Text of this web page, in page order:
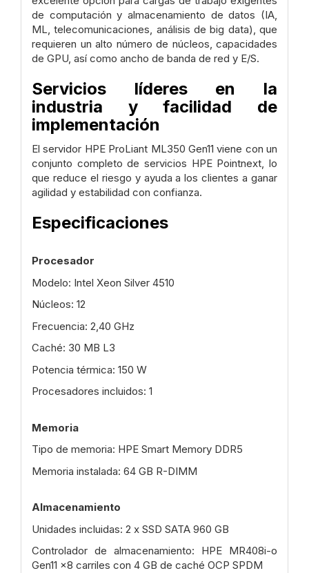
de computación y almacenamiento de datos (IA,
ML, telecomunicaciones, análisis de big data), que
requieren un alto número de núcleos, capacidades
de GPU, así como ancho de banda de red y E/S.
Servicios líderes en la
industria y facilidad de
implementación
El servidor HPE ProLiant ML350 Gen11 viene con un
conjunto completo de servicios HPE Pointnext, lo
que reduce el riesgo y ayuda a los clientes a ganar
agilidad y estabilidad con confianza.
Especificaciones
Procesador
Modelo: Intel Xeon Silver 4510
Núcleos: 12
Frecuencia: 2,40 GHz
Caché: 30 MB L3
Potencia térmica: 150 W
Procesadores incluidos: 1
Memoria
Tipo de memoria: HPE Smart Memory DDR5
Memoria instalada: 64 GB R-DIMM
Almacenamiento
Unidades incluidas: 2 x SSD SATA 960 GB
Controlador de almacenamiento: HPE MR408i-o
Gen11 x8 carriles con 4 GB de caché OCP SPDM